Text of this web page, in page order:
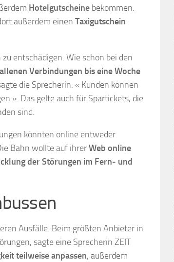
Hotelgutscheine bekommen.
außerdem einen Taxigutschein
entschädigen. Wie schon bei den
Verbindungen bis eine Woche
die Sprecherin. « Kunden können
». Das gelte auch für Spartickets, die
sind.
könnten online entweder
Bahn wollte auf ihrerWeb online
der Störungen im Fern- und
Ausfälle. Beim größten Anbieter in
sagte eine Sprecherin ZEIT
teilweise anpassen, außerdem